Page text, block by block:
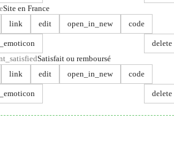
Site en France
link edit open_in_new code
delete
Satisfait ou remboursé
link edit open_in_new code
delete